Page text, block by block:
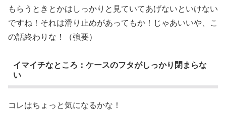
もらうときとかはしっかりと見ていてあげないといけない
ですね！それは滑り止めがあってもか！じゃあいいや、こ
の話終わりな！（強要）
イマイチなところ：ケースのフタがしっかり閉まらな
い
コレはちょっと気になるかな！